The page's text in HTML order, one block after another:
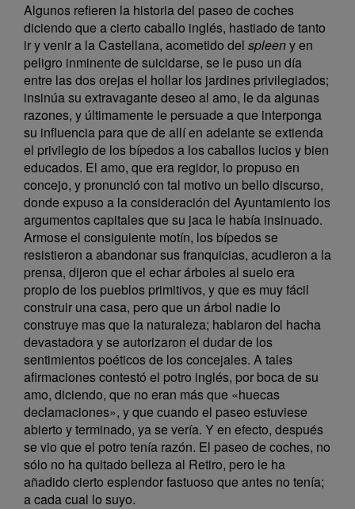
Algunos refieren la historia del paseo de coches
diciendo que a cierto caballo inglés, hastiado de tanto
ir y venir a la Castellana, acometido del spleeny en
peligro inminente de suicidarse, se le puso un día
entre las dos orejas el hollar los jardines privilegiados;
insinúa su extravagante deseo al amo, le da algunas
razones, y últimamente le persuade a que interponga
su influencia para que de allí en adelante se extienda
el privilegio de los bípedos a los caballos lucios y bien
educados. El amo, que era regidor, lo propuso en
concejo, y pronunció con tal motivo un bello discurso,
donde expuso a la consideración del Ayuntamiento los
argumentos capitales que su jaca le había insinuado.
Armose el consiguiente motín, los bípedos se
resistieron a abandonar sus franquicias, acudieron a la
prensa, dijeron que el echar árboles al suelo era
propio de los pueblos primitivos, y que es muy fácil
construir una casa, pero que un árbol nadie lo
construye mas que la naturaleza; hablaron del hacha
devastadora y se autorizaron el dudar de los
sentimientos poéticos de los concejales. A tales
afirmaciones contestó el potro inglés, por boca de su
amo, diciendo, que no eran más que «huecas
declamaciones», y que cuando el paseo estuviese
abierto y terminado, ya se vería. Y en efecto, después
se vio que el potro tenía razón. El paseo de coches, no
sólo no ha quitado belleza al Retiro, pero le ha
añadido cierto esplendor fastuoso que antes no tenía;
a cada cual lo suyo.